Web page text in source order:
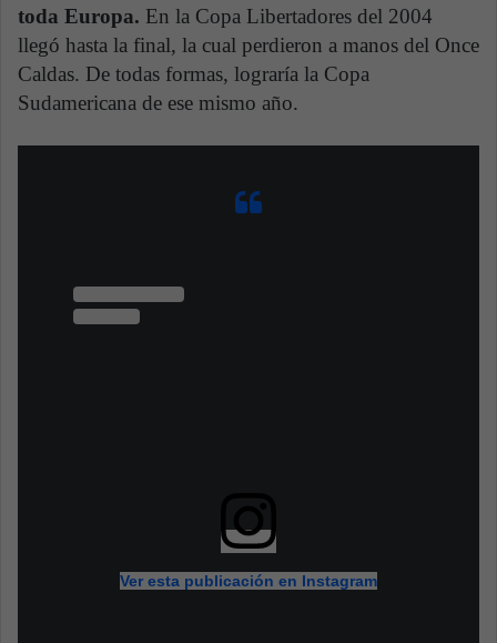
toda Europa. En la Copa Libertadores del 2004
llegó hasta la final, la cual perdieron a manos del Once
Caldas. De todas formas, lograría la Copa
Sudamericana de ese mismo año.
Ver esta publicación en Instagram